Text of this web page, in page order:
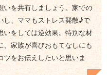
いを共有しましょう。家での
し、ママもストレス発散♪で
いをしては逆効果。特別な材
、家族が喜びおもてなしにも
ツをお伝えしたいと思いま